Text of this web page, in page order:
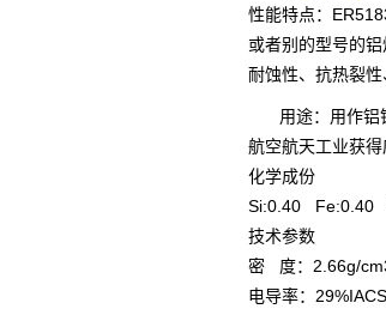
性能特点：
或者别的型号的
耐蚀性、抗热裂
用途：用作铝
航空航天工业获得
化学成份
Si:0.40 Fe:0.40
技术参数
密 度：2.66g/
电导率：